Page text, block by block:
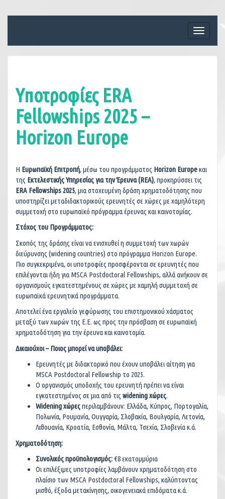
Toggle
Υποτροφίες ERA
Fellowships 2025 –
Horizon Europe
Η Ευρωπαϊκή Επιτροπή, μέσω του προγράμματος Horizon Europeκαι
της Εκτελεστικής Υπηρεσίας για την Έρευνα (REA), προκηρύσσει τις
ERA Fellowships 2025, μια στοχευμένη δράση χρηματοδότησης που
υποστηρίζει μεταδιδακτορικούς ερευνητές σε χώρες με χαμηλότερη
συμμετοχή στο ευρωπαϊκό πρόγραμμα έρευνας και καινοτομίας.
Στόχος του Προγράμματος:
Σκοπός της δράσης είναι να ενισχυθεί η συμμετοχή των χωρών
διεύρυνσης (widening countries) στο πρόγραμμα Horizon Europe.
Πιο συγκεκριμένα, οι υποτροφίες προσφέρονται σε ερευνητές που
επιλέγονται ήδη για MSCA Postdoctoral Fellowships, αλλά ανήκουν σε
οργανισμούς εγκατεστημένους σε χώρες με χαμηλή συμμετοχή σε
ευρωπαϊκά ερευνητικά προγράμματα.
Αποτελεί ένα εργαλείο γεφύρωσης του επιστημονικού χάσματος
μεταξύ των χωρών της Ε.Ε. ως προς την πρόσβαση σε ευρωπαϊκή
χρηματοδότηση για την έρευνα και καινοτομία.
Δικαιούχοι – Ποιος μπορεί να υποβάλει:
Ερευνητές με διδακτορικό που έχουν υποβάλει αίτηση για
MSCA Postdoctoral Fellowship το 2025.
Ο οργανισμός υποδοχής του ερευνητή πρέπει να είναι
εγκατεστημένος σε μια από τις widening χώρες.
Widening χώρεςπεριλαμβάνουν: Ελλάδα, Κύπρος, Πορτογαλία,
Πολωνία, Ρουμανία, Ουγγαρία, Σλοβακία, Βουλγαρία, Λετονία,
Λιθουανία, Κροατία, Εσθονία, Μάλτα, Τσεχία, Σλοβενία κ.ά.
Χρηματοδότηση:
Συνολικός προϋπολογισμός:€8 εκατομμύρια
Οι επιλέξιμες υποτροφίες λαμβάνουν χρηματοδότηση στο
πλαίσιο των MSCA Postdoctoral Fellowships, καλύπτοντας
μισθό, έξοδα μετακίνησης, οικογενειακά επιδόματα κ.ά.